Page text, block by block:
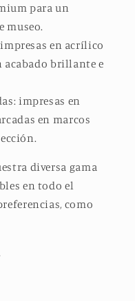
para un
museo.
en acrílico
acabado brillante e
impresas en
en marcos
diversa gama
en todo el
como